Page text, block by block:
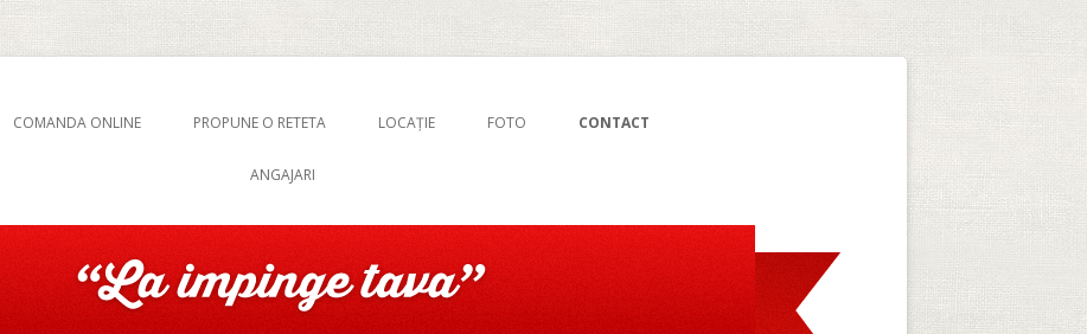
COMANDA ONLINE PROPUNE O RETETA LOCAȚIE FOTO CONTACT
ANGAJARI